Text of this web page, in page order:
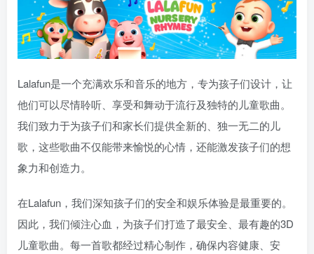
Lalafun是一个充满欢乐和音乐的地方，专为孩子们设计，让
他们可以尽情聆听、享受和舞动于流行及独特的儿童歌曲。
我们致力于为孩子们和家长们提供全新的、独一无二的儿
歌，这些歌曲不仅能带来愉悦的心情，还能激发孩子们的想
象力和创造力。
在Lalafun，我们深知孩子们的安全和娱乐体验是最重要的。
因此，我们倾注心血，为孩子们打造了最安全、最有趣的3D
儿童歌曲。每一首歌都经过精心制作，确保内容健康、安